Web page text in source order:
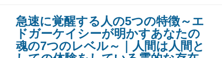
急速に覚醒する人の5つの特徴～エ
ドガーケイシーが明かすあなたの
魂の7つのレベル～｜人間は人間と